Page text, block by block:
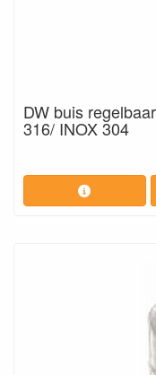
DW buis
316/ INOX 304